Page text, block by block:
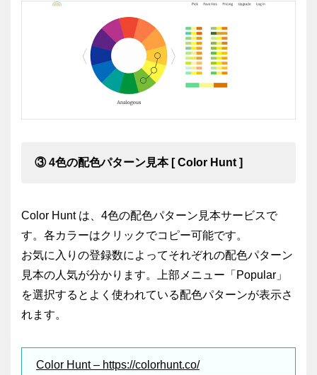
③ 4色の配色パターン見本 [ Color Hunt ]
Color Hunt は、4色の配色パターン見本サービスで
す。各カラーはクリックでコピー可能です。
お気に入りの登録数によってそれぞれの配色パターン
見本の人気が分かります。上部メニュー「Popular」
を選択するとよく使われている配色パターンが表示さ
れます。
Color Hunt – https://colorhunt.co/